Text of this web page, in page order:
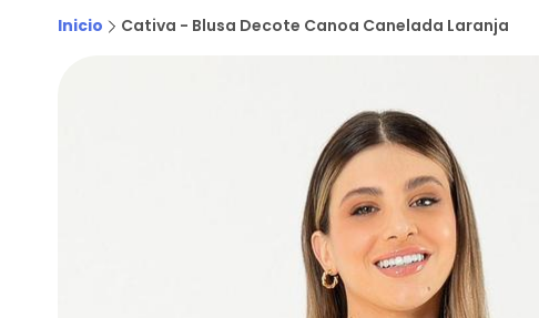
Inicio Cativa - Blusa Decote Canoa Canelada Laranja